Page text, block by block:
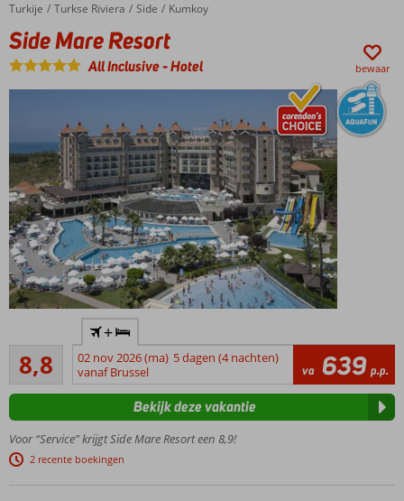
staan hoog
in het
vaandel
Uitstekende prijs-
kwaliteitverhouding
zwembad
en roetsj
van de
glijbaan
Ook
familiekamers
beschikbaar
Home
Turkije Turkse Riviera Side Kumkoy
Side Mare Resort
Side Mare Resort
All Inclusive-Hotel bewaar
zwembaden,
inclusief een
golfslagbad
5
Privégedeelte
op het strand
8,8Aanrader
240
beoordelingen
+
02 nov 2026 (ma) 5 dagen (4 nachten)
vanaf Brussel
va 639 p.p.
Voor “Service” krijgt Side Mare Resort een 8,9!
2 recente boekingen
Bekijk deze vakantie